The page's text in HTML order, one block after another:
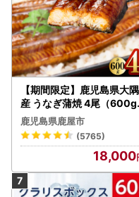
【期間限定】鹿児島県大隅
産 うなぎ蒲焼 4尾（600g
） KN007-004-04-cp18
うなぎ 鰻 魚 惣菜 総菜
鹿児島県鹿屋市
(5765)
18,000